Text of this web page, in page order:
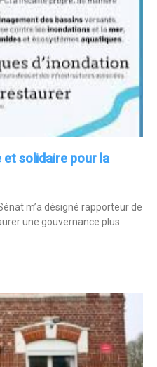
et solidaire pour la
m’a désigné rapporteur de
une gouvernance plus